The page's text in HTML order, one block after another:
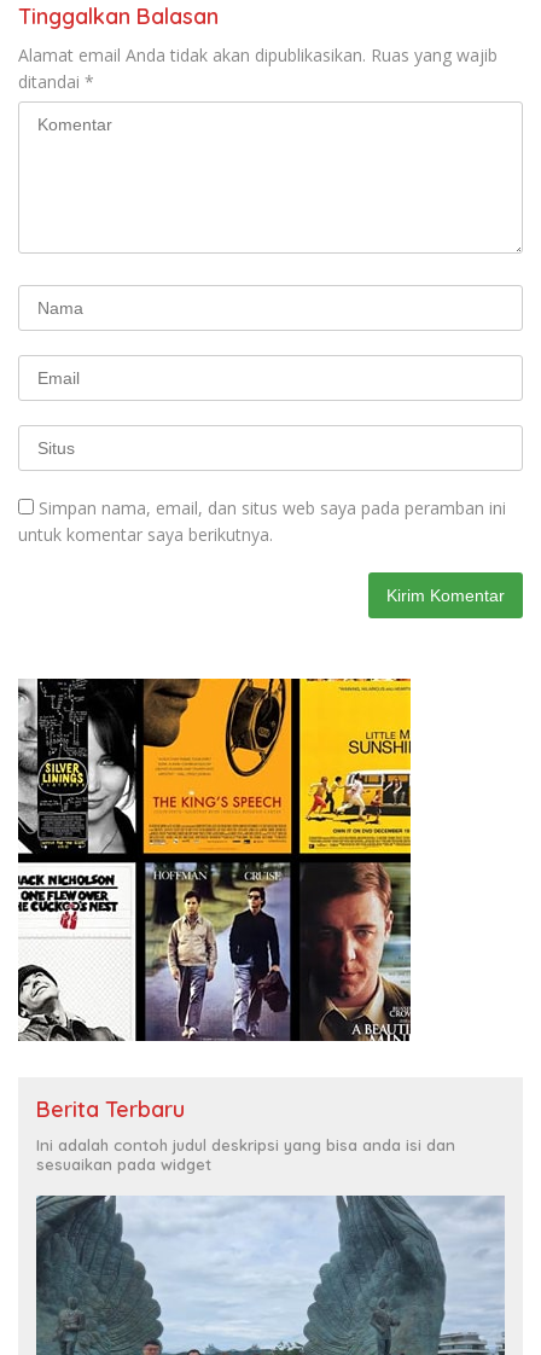
Tinggalkan Balasan
Alamat email Anda tidak akan dipublikasikan. Ruas yang wajib
ditandai *
Simpan nama, email, dan situs web saya pada peramban ini
untuk komentar saya berikutnya.
Berita Terbaru
Ini adalah contoh judul deskripsi yang bisa anda isi dan
sesuaikan pada widget